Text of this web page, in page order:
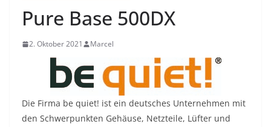
Pure Base 500DX
2. Oktober 2021 Marcel
Die Firma be quiet! ist ein deutsches Unternehmen mit
den Schwerpunkten Gehäuse, Netzteile, Lüfter und